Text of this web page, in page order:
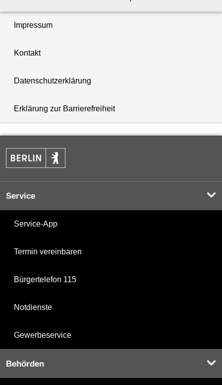
Impressum
Kontakt
Datenschutzerklärung
Erklärung zur Barrierefreiheit
Service
Service-App
Termin vereinbaren
Bürgertelefon 115
Notdienste
Gewerbeservice
Behörden